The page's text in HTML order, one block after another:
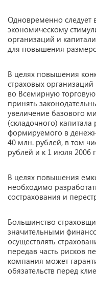
Одновременно следует
экономическому
организаций и
для повышения
В целях повышения
страховых
во Всемирную
принять
увеличение базового
(складочного)
формируемого в
40 млн. рублей, в том
рублей и к 1 июля 2006
В целях повышения
необходимо
сострахования и
Большинство
значительными
осуществлять
передав часть рисков
компания может
обязательств перед